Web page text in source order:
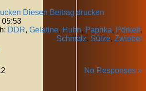
Diesen Beitrag drucken
05:53
DDR, Gelatine, Huhn, Paprika, Pörkelt,
Schmalz, Sülze, Zwiebel
No Responses »